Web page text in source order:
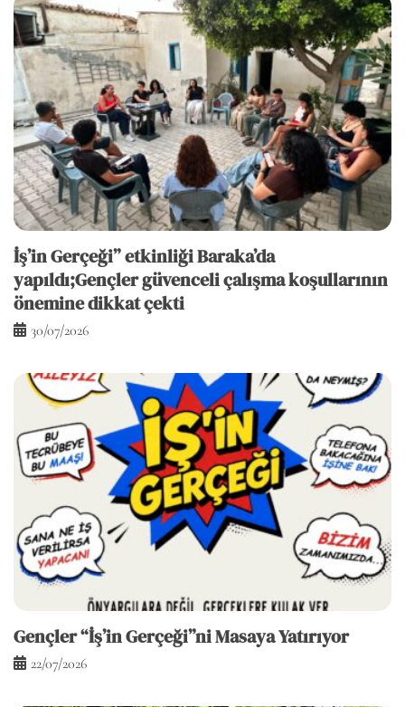
İş’in Gerçeği” etkinliği Baraka’da
yapıldı;Gençler güvenceli çalışma koşullarının
önemine dikkat çekti
30/07/2026
Gençler “İş’in Gerçeği”ni Masaya Yatırıyor
22/07/2026